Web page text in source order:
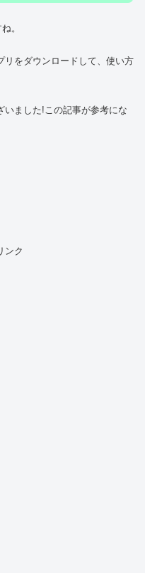
。
リをダウンロードして、使い方
いました!この記事が参考にな
ンク